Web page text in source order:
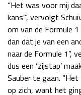
“Het was voor mij
kans’”, vervolgt
om van de Formule
dan dat je van een
naar de Formule 1”,
dus een ‘zijstap’
Sauber te gaan.
op zich, want het